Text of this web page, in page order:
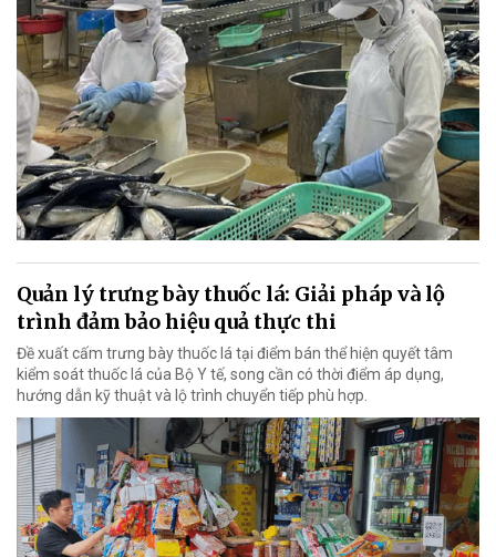
Quản lý trưng bày thuốc lá: Giải pháp và lộ
trình đảm bảo hiệu quả thực thi
Đề xuất cấm trưng bày thuốc lá tại điểm bán thể hiện quyết tâm
kiểm soát thuốc lá của Bộ Y tế, song cần có thời điểm áp dụng,
hướng dẫn kỹ thuật và lộ trình chuyển tiếp phù hợp.